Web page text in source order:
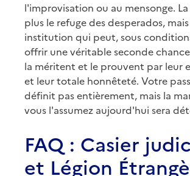
l'improvisation ou au mensonge.
plus le refuge des desperados,
institution qui peut, sous
offrir une véritable seconde
la méritent et le prouvent par leur
et leur totale honnêteté. Votre
définit pas entièrement, mais la
vous l'assumez aujourd'hui sera
FAQ : Casier
et Légion